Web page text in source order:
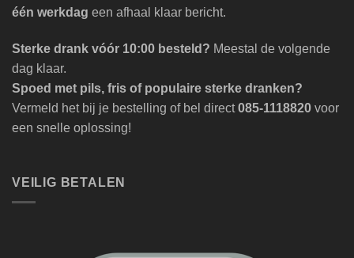
één werkdag een afhaal klaar bericht.
Sterke drank vóór 10:00 besteld? Meestal de volgende
dag klaar.
Spoed met pils, fris of populaire sterke dranken?
Vermeld het bij je bestelling of bel direct085-1118820 voor
een snelle oplossing!
VEILIG BETALEN